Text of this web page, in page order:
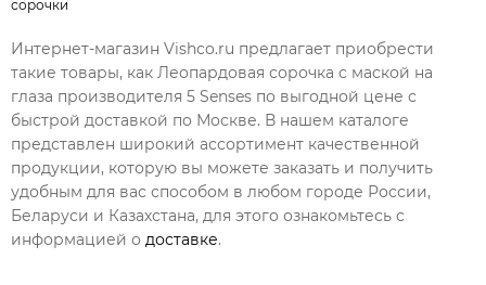
сорочки
Интернет-магазин Vishco.ru предлагает приобрести
такие товары, как Леопардовая сорочка с маской на
глаза производителя 5 Senses по выгодной цене с
быстрой доставкой по Москве. В нашем каталоге
представлен широкий ассортимент качественной
продукции, которую вы можете заказать и получить
удобным для вас способом в любом городе России,
Беларуси и Казахстана, для этого ознакомьтесь с
информацией о доставке.